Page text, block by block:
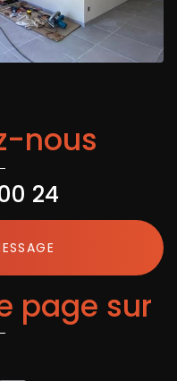
nous
24
page sur